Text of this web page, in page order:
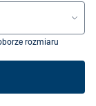
rozmiaru